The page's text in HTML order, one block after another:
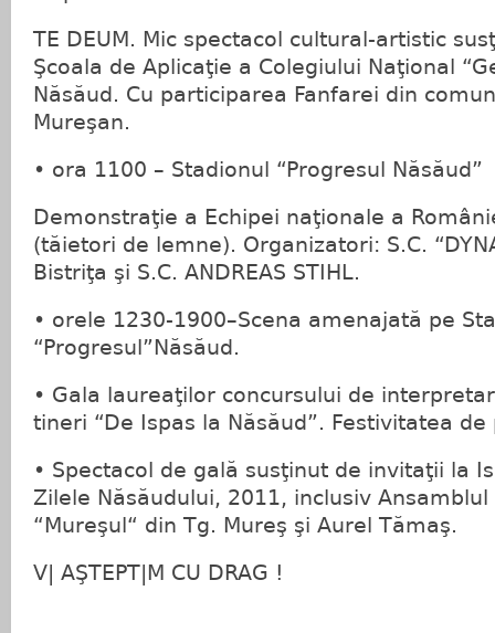
TE DEUM. Mic spectacol cultural-artistic
Şcoala de Aplicaţie a Colegiului Naţional
Năsăud. Cu participarea Fanfarei din
Mureşan.
• ora 1100 – Stadionul “Progresul Năsăud”
Demonstraţie a Echipei naţionale a
(tăietori de lemne). Organizatori: S.C.
Bistriţa şi S.C. ANDREAS STIHL.
• orele 1230-1900–Scena amenajată pe
“Progresul”Năsăud.
• Gala laureaţilor concursului de
tineri “De Ispas la Năsăud”. Festivitatea
• Spectacol de gală susţinut de invitaţii la
Zilele Năsăudului, 2011, inclusiv
“Mureşul“ din Tg. Mureş şi Aurel Tămaş.
V| AŞTEPT|M CU DRAG !